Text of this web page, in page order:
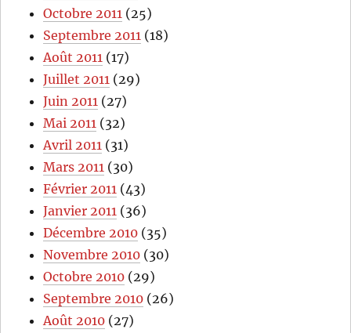
Octobre 2011 (25)
Septembre 2011 (18)
Août 2011 (17)
Juillet 2011 (29)
Juin 2011 (27)
Mai 2011 (32)
Avril 2011 (31)
Mars 2011 (30)
Février 2011 (43)
Janvier 2011 (36)
Décembre 2010 (35)
Novembre 2010 (30)
Octobre 2010 (29)
Septembre 2010 (26)
Août 2010 (27)